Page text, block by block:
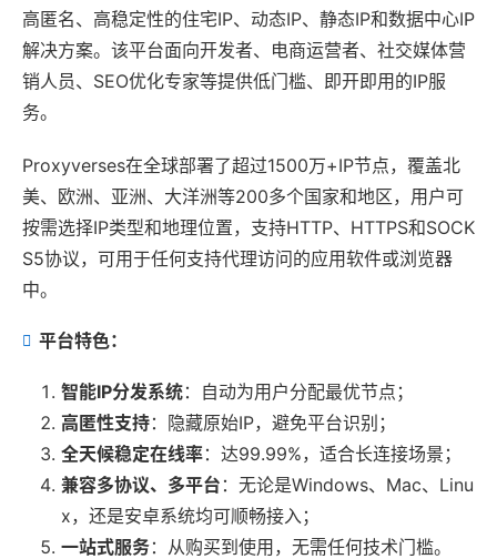
高匿名、高稳定性的住宅IP、动态IP、静态IP和数据中心IP
解决方案。该平台面向开发者、电商运营者、社交媒体营
销人员、SEO优化专家等提供低门槛、即开即用的IP服
务。
Proxyverses在全球部署了超过1500万+IP节点，覆盖北
美、欧洲、亚洲、大洋洲等200多个国家和地区，用户可
按需选择IP类型和地理位置，支持HTTP、HTTPS和SOCK
S5协议，可用于任何支持代理访问的应用软件或浏览器
中。
平台特色：
智能IP分发系统：自动为用户分配最优节点；
高匿性支持：隐藏原始IP，避免平台识别；
全天候稳定在线率：达99.99%，适合长连接场景；
兼容多协议、多平台 ：无论是Windows、Mac、Linu
x，还是安卓系统均可顺畅接入；
一站式服务：从购买到使用，无需任何技术门槛。